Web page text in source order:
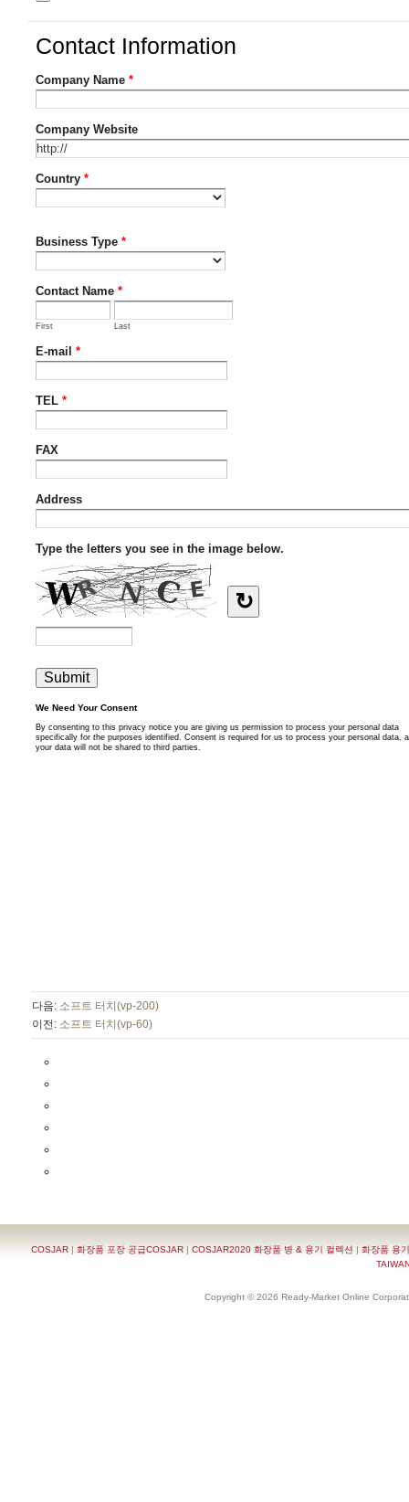
다음: 소프트 터치(vp-200)
이전: 소프트 터치(vp-60)
COSJAR | 화장품 포장 공급COSJAR | COSJAR2020 화장품 병 & 용기 컬렉션 | 화장품 용
Copyright © 2026 Ready-Market Online